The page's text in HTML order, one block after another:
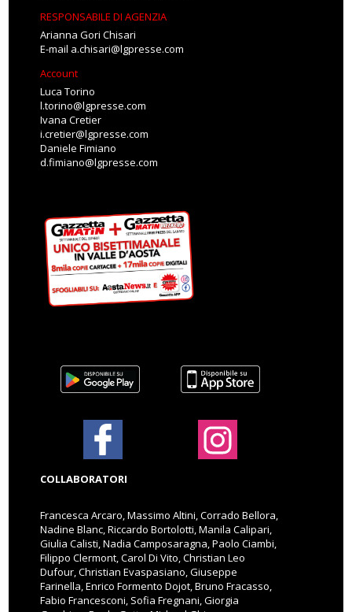
RESPONSABILE DI AGENZIA
Arianna Gori Chisari
E-mail a.chisari@lgpresse.com
Account
Luca Torino
l.torino@lgpresse.com
Ivana Cretier
i.cretier@lgpresse.com
Daniele Fimiano
d.fimiano@lgpresse.com
COLLABORATORI
Francesca Arcaro, Massimo Altini, Corrado Bellora,
Nadine Blanc, Riccardo Bortolotti, Manila Calipari,
Giulia Calisti, Nadia Camposaragna, Paolo Ciambi,
Filippo Clermont, Carol Di Vito, Christian Leo
Dufour, Christian Evaspasiano, Giuseppe
Farinella, Enrico Formento Dojot, Bruno Fracasso,
Fabio Francesconi, Sofia Fregnani, Giorgia